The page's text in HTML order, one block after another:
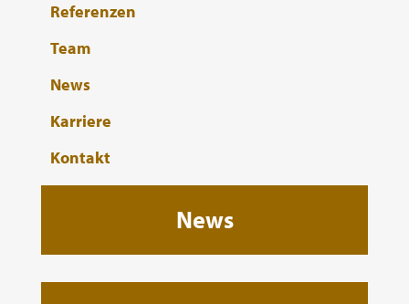
Referenzen
Team
News
Karriere
Kontakt
News